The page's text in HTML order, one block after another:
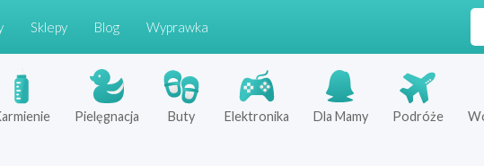
Sklepy Blog Wyprawka
Pielęgnacja Buty Elektronika Dla Mamy Podróże